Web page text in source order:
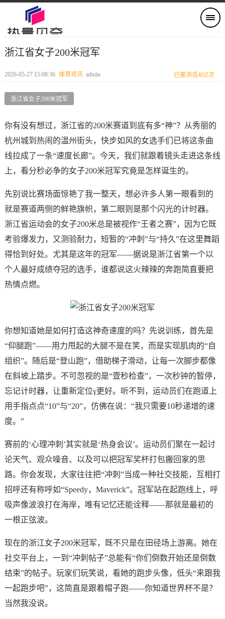
浙江省女子200米冠军
2026-05-27 15:08:36 体育资讯 admin 已被浏览402次
浙江省女子200米冠军
你有没有想过，浙江省的200米赛道到底有多“神”？从秀丽的
杭州城到热闹的温州街头，快步如风的女选手们已将这条曲
线拉成了一条“速度长廊”。今天，我们就跟着镜头走进这条线
上，看分秒必争的女子200米冠军究竟是怎样诞生的。
先别说比赛场面惊艳了我一整天，想必许多人第一眼看到的
就是赛道两侧的鲜艳旗帜，第二眼则是那个闪光的计时器。
浙江省运动会的女子200米总是被视作“王者之赛”，因为它既
考验爆发力，又测验耐力，短暂的“冲刺”与“持久”在这里舞蹈
得恰到好处。尤其是这年的冠军——据说是浙江省第一个以
个人最好成绩夺冠的选手，谁都说这火辣辣的奔跑简直要把
热情点燃。
你想知道她是如何打造这神奇速度的吗？先说训练，首先是
“仰腿跑”——用力甩起的大腿不是在笑，而是实现肌肉的“自
组织”。随后是“登山跑”，借助梯子滑动，让每一次脚步都像
在斜坡上踏步。不可忽视的是“壹秒检查”，一次秒钟的暂停，
忘记计时器，让重新定位γ更好。听不到，运动员们在跑道上
用手指点点“10”与“20”，仿佛在说：“我只需要10秒递增的速
度。”
赛前的‘心理冲刺’其实就是‘热身会议’。运动员们聚在一起讨
论天气、观众噪音、以及可以把冠军奖杯打包搬回家的思
路。你会发现，大家往往把“冲刺”当成一种社交技能，互相打
招呼还有称呼如“Speedy，Maverick”。冠军站在起跑线上，呼
吸声像波浪打在海岸，唯有记忆还能诠释——那就是最初的
一根正弦波。
现在的浙江女子200米冠军，既不只是在田径场上游离。她在
社交平台上，一到“冲刺帖子”总能有“你们倒数开始还是倒数
结束”的帖子。玩家们玩笑说，看她的跑步头像，低头“来跟我
一起跑步吧”，这简直是跟着帽子跑——你知道世界杯不是？
当然我没说。